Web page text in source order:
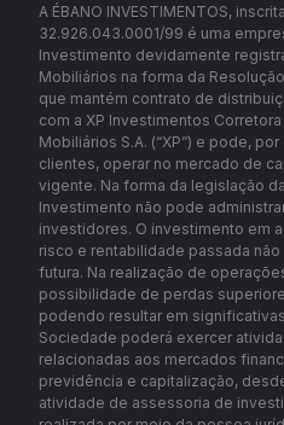
A ÉBANO INVESTIMENTOS,
32.926.043.0001/99 é uma
Investimento devidamente
Mobiliários na forma da
que mantém contrato de
com a XP Investimentos
Mobiliários S.A. (“XP”) e pode,
clientes, operar no mercado de
vigente. Na forma da legislação
Investimento não pode
investidores. O investimento em
risco e rentabilidade passada
futura. Na realização de
possibilidade de perdas
podendo resultar em
Sociedade poderá exercer
relacionadas aos mercados
previdência e capitalização,
atividade de assessoria de